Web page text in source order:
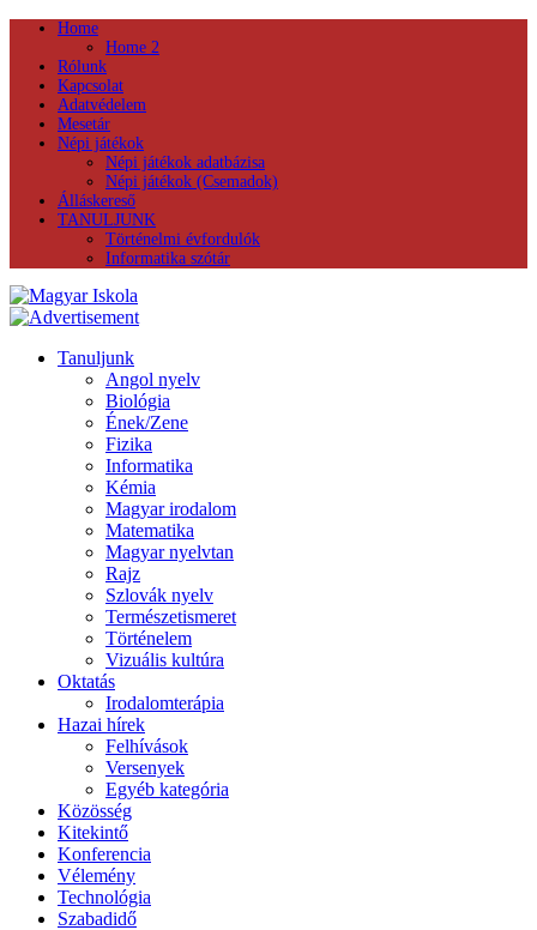
Home
Home 2
Rólunk
Kapcsolat
Adatvédelem
Mesetár
Népi játékok
Népi játékok adatbázisa
Népi játékok (Csemadok)
Álláskereső
TANULJUNK
Történelmi évfordulók
Informatika szótár
Tanuljunk
Angol nyelv
Biológia
Ének/Zene
Fizika
Informatika
Kémia
Magyar irodalom
Matematika
Magyar nyelvtan
Rajz
Szlovák nyelv
Természetismeret
Történelem
Vizuális kultúra
Oktatás
Irodalomterápia
Hazai hírek
Felhívások
Versenyek
Egyéb kategória
Közösség
Kitekintő
Konferencia
Vélemény
Technológia
Szabadidő